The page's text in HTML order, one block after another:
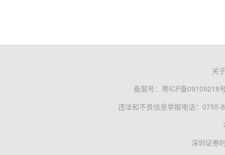
关
备案号： 粤ICP备09109218
违法和不良信息举报电话：0755-
深圳证券